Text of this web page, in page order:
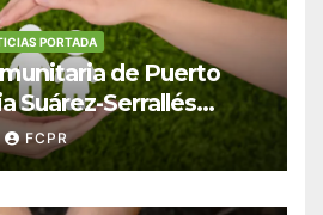
PORTADA
de Puerto
Suárez-Serrallés
para
y albergues
FCPR